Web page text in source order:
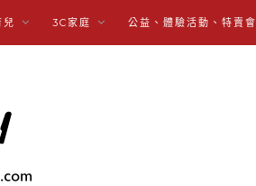
兒 3C家庭 公益、體驗活動、特賣會